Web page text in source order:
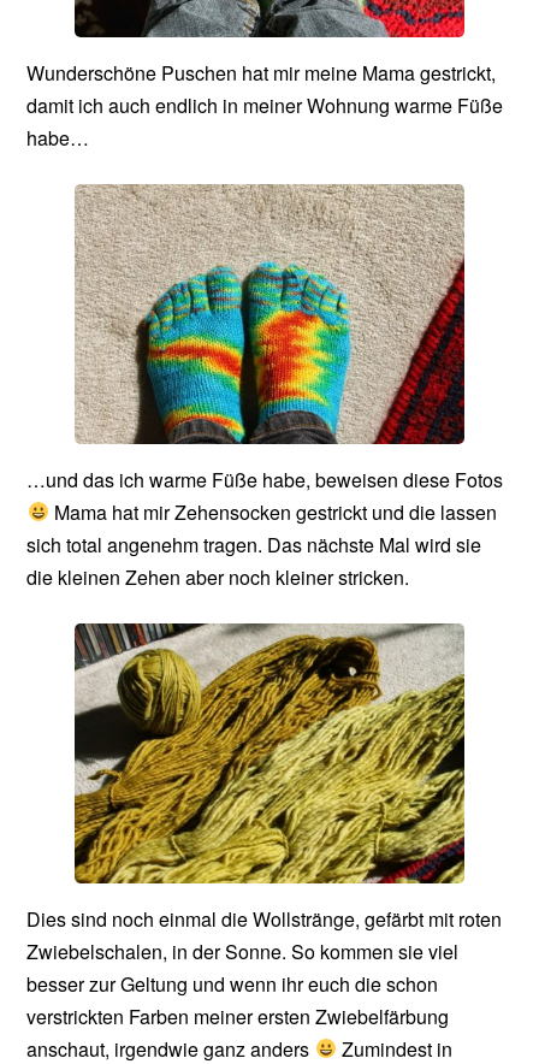
Wunderschöne Puschen hat mir meine Mama gestrickt,
damit ich auch endlich in meiner Wohnung warme Füße
habe…
…und das ich warme Füße habe, beweisen diese Fotos
Mama hat mir Zehensocken gestrickt und die lassen
sich total angenehm tragen. Das nächste Mal wird sie
die kleinen Zehen aber noch kleiner stricken.
Dies sind noch einmal die Wollstränge, gefärbt mit roten
Zwiebelschalen, in der Sonne. So kommen sie viel
besser zur Geltung und wenn ihr euch die schon
verstrickten Farben meiner ersten Zwiebelfärbung
anschaut, irgendwie ganz anders
Zumindest in